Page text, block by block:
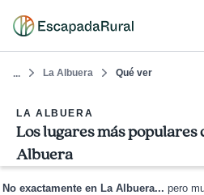
... La Albuera Qué ver
LA ALBUERA
Los lugares más populares
Albuera
No exactamente en La Albuera... pero